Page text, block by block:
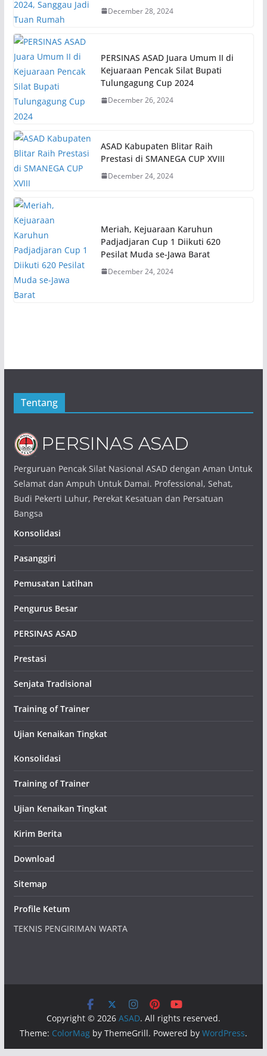
December 28, 2024
PERSINAS ASAD Juara Umum II di
Kejuaraan Pencak Silat Bupati
Tulungagung Cup 2024
December 26, 2024
ASAD Kabupaten Blitar Raih
Prestasi di SMANEGA CUP XVIII
December 24, 2024
Meriah, Kejuaraan Karuhun
Padjadjaran Cup 1 Diikuti 620
Pesilat Muda se-Jawa Barat
December 24, 2024
Tentang
Perguruan Pencak Silat Nasional ASAD dengan Aman Untuk
Selamat dan Ampuh Untuk Damai. Professional, Sehat,
Budi Pekerti Luhur, Perekat Kesatuan dan Persatuan
Bangsa
Konsolidasi
Pasanggiri
Pemusatan Latihan
Pengurus Besar
PERSINAS ASAD
Prestasi
Senjata Tradisional
Training of Trainer
Ujian Kenaikan Tingkat
Konsolidasi
Training of Trainer
Ujian Kenaikan Tingkat
Kirim Berita
Download
Sitemap
Profile Ketum
TEKNIS PENGIRIMAN WARTA
Copyright © 2026 ASAD. All rights reserved.
Theme: ColorMagby ThemeGrill. Powered by WordPress.